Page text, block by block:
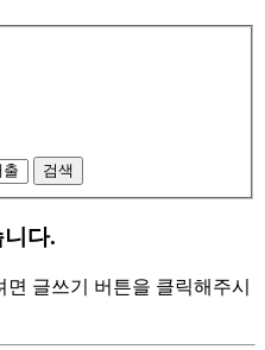
검색
다.
글쓰기 버튼을 클릭해주시